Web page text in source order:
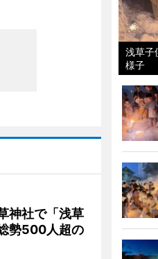
神社で「浅草
勢500人超の
浅草子
様子